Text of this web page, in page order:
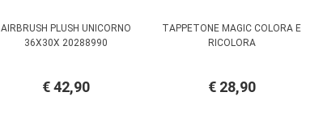
AIRBRUSH PLUSH UNICORNO
36X30X 20288990
€ 42,90
TAPPETONE MAGIC COLORA E
RICOLORA
€ 28,90